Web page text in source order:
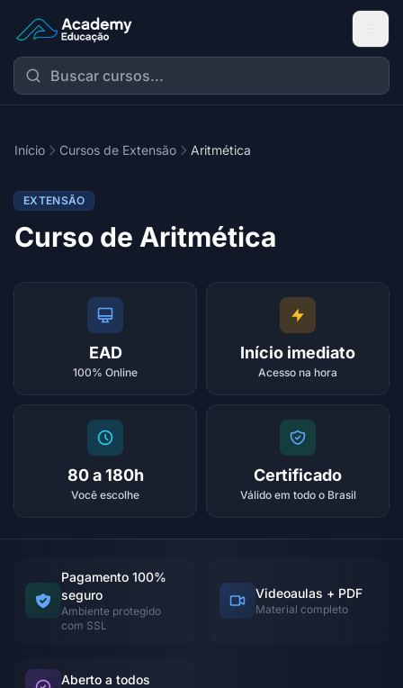
Academy Extensão
Início Cursos de Extensão Aritmética
EXTENSÃO
Curso de Aritmética
EAD
100% Online
Início imediato
Acesso na hora
80 a 180h
Você escolhe
Certificado
Válido em todo o Brasil
Pagamento 100%
seguro
Ambiente protegido
com SSL
Videoaulas + PDF
Material completo
Aberto a todos